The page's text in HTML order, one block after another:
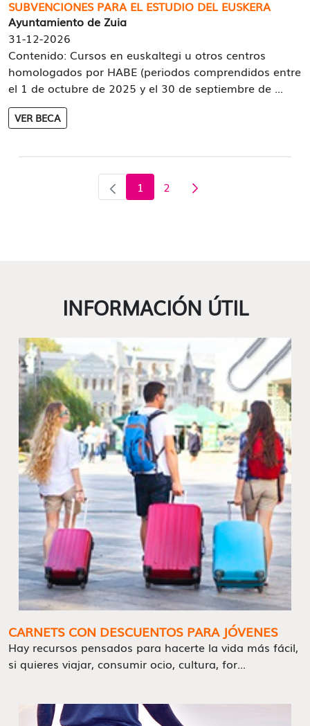
SUBVENCIONES PARA EL ESTUDIO DEL EUSKERA
Ayuntamiento de Zuia
31-12-2026
Contenido: Cursos en euskaltegi u otros centros
homologados por HABE (periodos comprendidos entre
el 1 de octubre de 2025 y el 30 de septiembre de ...
VER BECA
Página
1 Página
2
INFORMACIÓN ÚTIL
CARNETS CON DESCUENTOS PARA JÓVENES
Hay recursos pensados para hacerte la vida más fácil,
si quieres viajar, consumir ocio, cultura, for...